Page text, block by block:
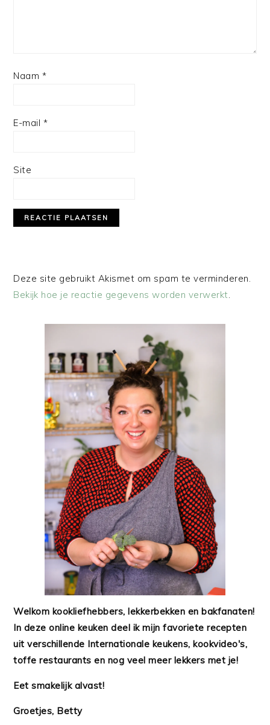
Naam *
E-mail *
Site
Deze site gebruikt Akismet om spam te verminderen.
Bekijk hoe je reactie gegevens worden verwerkt
Welkom kookliefhebbers, lekkerbekken en bakfanaten!
In deze online keuken deel ik mijn favoriete recepten
uit verschillende Internationale keukens, kookvideo's,
toffe restaurants en nog veel meer lekkers met je!
Eet smakelijk alvast!
Groetjes, Betty